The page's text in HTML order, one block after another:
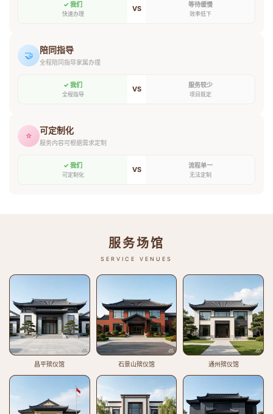
✓ 我们
快速办理
VS 等待缓慢
效率低下
🤝 陪同指导
全程陪同指导家属办理
✓ 我们
全程指导
VS 服务较少
项目既定
⭐ 可定制化
服务内容可根据需求定制
✓ 我们
可定制化
VS 流程单一
无法定制
服务场馆
SERVICE VENUES
昌平殡仪馆 石景山殡仪馆 通州殡仪馆